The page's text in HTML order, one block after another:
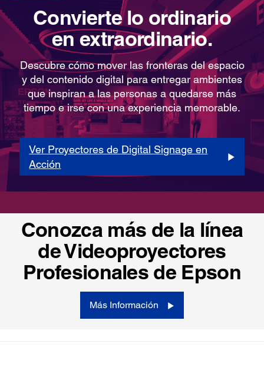
Convierte lo ordinario
en extraordinario.
Descubre cómo mover las fronteras del espacio
y del contenido digital para entregar ambientes
que inspiran a las personas a quedarse más
tiempo e irse con una experiencia memorable.
Ver Proyectores de Digital Signage en
Acción
Conozca más de la línea
de Videoproyectores
Profesionales de Epson
Más Información